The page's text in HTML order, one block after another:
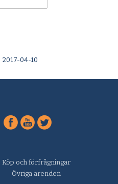
| 2017-04-10
Köp och förfrågningar
Övriga ärenden